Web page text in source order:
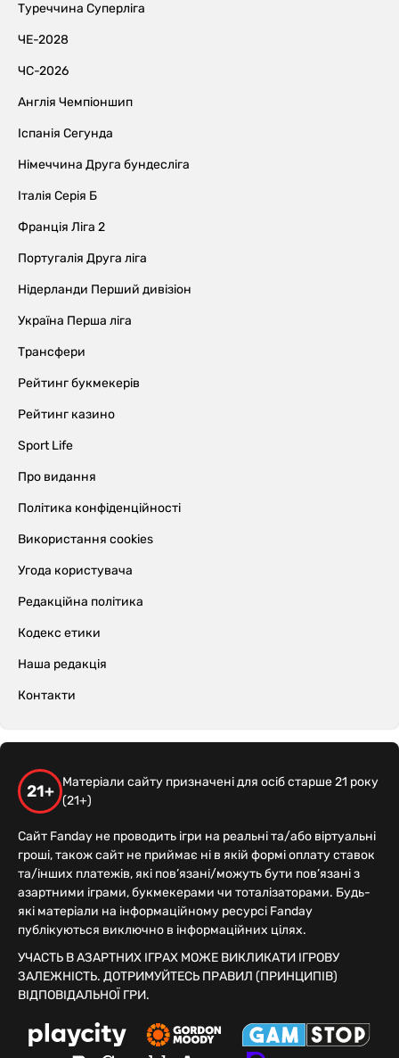
Туреччина Суперліга
ЧЕ-2028
ЧС-2026
Англія Чемпіоншип
Іспанія Сегунда
Німеччина Друга бундесліга
Італія Серія Б
Франція Ліга 2
Португалія Друга ліга
Нідерланди Перший дивізіон
Україна Перша ліга
Трансфери
Рейтинг букмекерів
Рейтинг казино
Sport Life
Про видання
Політика конфіденційності
Використання cookies
Угода користувача
Редакційна політика
Кодекс етики
Наша редакція
Контакти
21+
Матеріали сайту призначені для осіб старше 21 року
(21+)
Сайт Fanday не проводить ігри на реальні та/або віртуальні
гроші, також сайт не приймає ні в якій формі оплату ставок
та/інших платежів, які пов’язані/можуть бути пов’язані з
азартними іграми, букмекерами чи тоталізаторами. Будь-
які матеріали на інформаційному ресурсі Fanday
публікуються виключно в інформаційних цілях.
УЧАСТЬ В АЗАРТНИХ ІГРАХ МОЖЕ ВИКЛИКАТИ ІГРОВУ
ЗАЛЕЖНІСТЬ. ДОТРИМУЙТЕСЬ ПРАВИЛ (ПРИНЦИПІВ)
ВІДПОВІДАЛЬНОЇ ГРИ.